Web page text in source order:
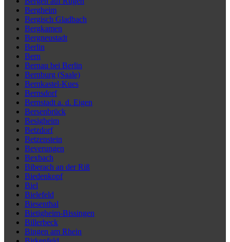
Bergheim
Bergisch Gladbach
Bergkamen
Bergneustadt
Berlin
Bern
Bernau bei Berlin
Bernburg (Saale)
Bernkastel-Kues
Bernsdorf
Bernstadt a. d. Eigen
Bersenbrück
Besigheim
Betzdorf
Betzenstein
Beverungen
Bexbach
Biberach an der Riß
Biedenkopf
Biel
Bielefeld
Biesenthal
Bietigheim-Bissingen
Billerbeck
Bingen am Rhein